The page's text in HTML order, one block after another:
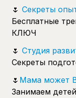
🌷 Секреты
Бесплатные
КЛЮЧ
🌷 Студия
Секреты
🌷 Мама может
Занимаем